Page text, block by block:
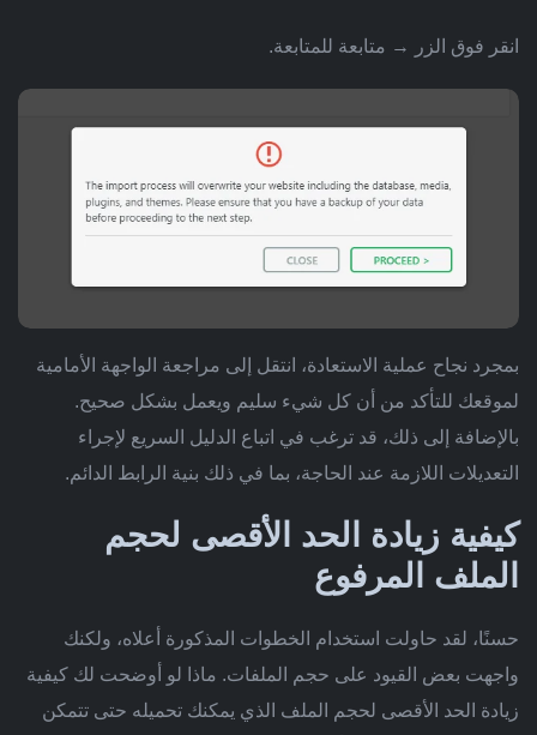
انقر فوق الزر → متابعة للمتابعة.
بمجرد نجاح عملية الاستعادة، انتقل إلى مراجعة الواجهة الأمامية
لموقعك للتأكد من أن كل شيء سليم ويعمل بشكل صحيح.
بالإضافة إلى ذلك، قد ترغب في اتباع الدليل السريع لإجراء
التعديلات اللازمة عند الحاجة، بما في ذلك بنية الرابط الدائم.
كيفية زيادة الحد الأقصى لحجم
الملف المرفوع
حسنًا، لقد حاولت استخدام الخطوات المذكورة أعلاه، ولكنك
واجهت بعض القيود على حجم الملفات. ماذا لو أوضحت لك كيفية
زيادة الحد الأقصى لحجم الملف الذي يمكنك تحميله حتى تتمكن